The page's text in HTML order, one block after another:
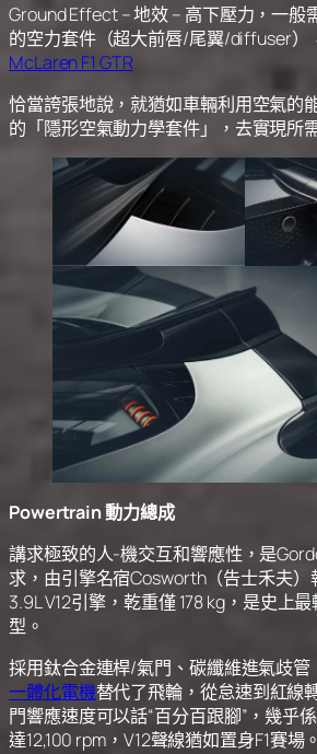
Ground Effect – 地效 – 高下壓力，一般
的空力套件（超大前唇/尾翼/diffuser）
McLaren F1 GTR
恰當誇張地說，就猶如車輛利用空氣的
的「隱形空氣動力學套件」，去實現所
Powertrain 動力總成
講求極致的人-機交互和響應性，是
求，由引擎名宿Cosworth（告士禾夫）
3.9L V12引擎，乾重僅 178 kg，是史上
型。
採用鈦合金連桿/氣門、碳纖維進氣歧管
一體化電機替代了飛輪，從怠速到紅線
門響應速度可以話“百分百跟腳”，幾乎
達12,100 rpm，V12聲線猶如置身F1賽場。